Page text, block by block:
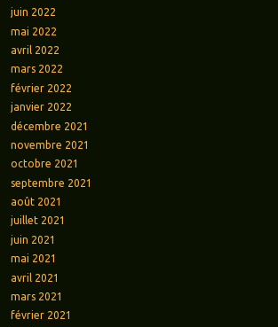
juin 2022
mai 2022
avril 2022
mars 2022
février 2022
janvier 2022
décembre 2021
novembre 2021
octobre 2021
septembre 2021
août 2021
juillet 2021
juin 2021
mai 2021
avril 2021
mars 2021
février 2021